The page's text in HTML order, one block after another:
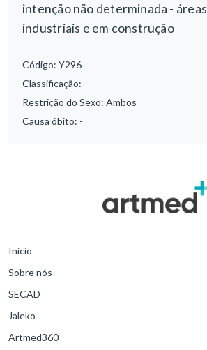
intenção não determinada - áreas
industriais e em construção
Código: Y296
Classificação: -
Restrição do Sexo: Ambos
Causa óbito: -
Início
Sobre nós
SECAD
Jaleko
Artmed360